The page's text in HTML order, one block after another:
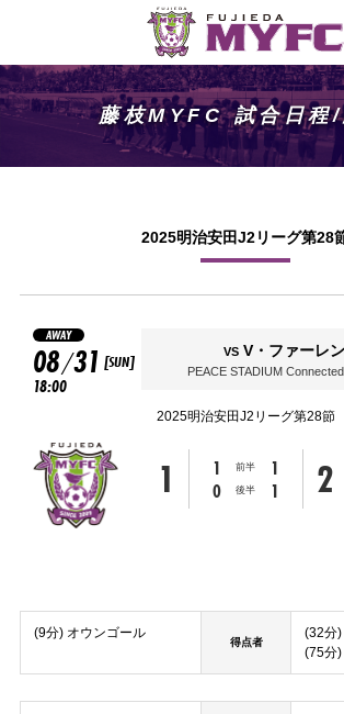
藤枝MYFC 試合日程
2025明治安田J2リーグ第28
08/31 [SUN]
18:00
AWAY
VSV・ファーレ
PEACE STADIUM
2025明治安田J2リーグ第28節
1 1 前半
1
0
後半 1 2
(9分) オウンゴール
得点者
(32分)
(75分)